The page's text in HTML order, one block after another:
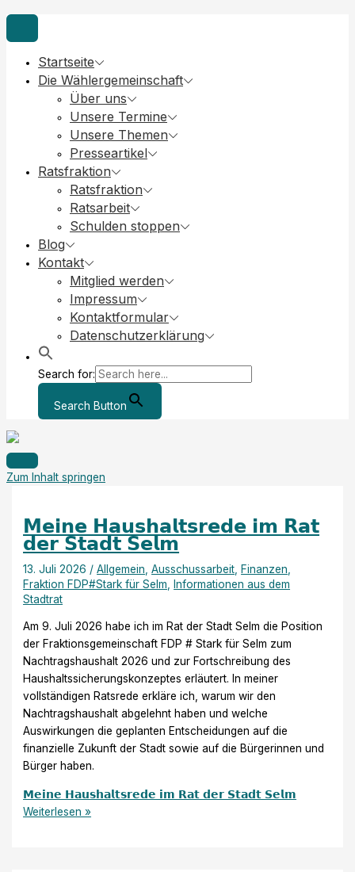
Startseite
Die Wählergemeinschaft
Über uns
Unsere Termine
Unsere Themen
Presseartikel
Ratsfraktion
Ratsfraktion
Ratsarbeit
Schulden stoppen
Blog
Kontakt
Mitglied werden
Impressum
Kontaktformular
Datenschutzerklärung
Search for:
Search Button
Zum Inhalt springen
𝗠𝗲𝗶𝗻𝗲 𝗛𝗮𝘂𝘀𝗵𝗮𝗹𝘁𝘀𝗿𝗲𝗱𝗲 𝗶𝗺 𝗥𝗮𝘁
𝗱𝗲𝗿 𝗦𝘁𝗮𝗱𝘁 𝗦𝗲𝗹𝗺
13. Juli 2026 /Allgemein ,Ausschussarbeit Finanzen
Fraktion FDP#Stark für Selm
Informationen aus dem
Stadtrat
Am 9. Juli 2026 habe ich im Rat der Stadt Selm die Position
der Fraktionsgemeinschaft FDP # Stark für Selm zum
Nachtragshaushalt 2026 und zur Fortschreibung des
Haushaltssicherungskonzeptes erläutert. In meiner
vollständigen Ratsrede erkläre ich, warum wir den
Nachtragshaushalt abgelehnt haben und welche
Auswirkungen die geplanten Entscheidungen auf die
finanzielle Zukunft der Stadt sowie auf die Bürgerinnen und
Bürger haben.
𝗠𝗲𝗶𝗻𝗲 𝗛𝗮𝘂𝘀𝗵𝗮𝗹𝘁𝘀𝗿𝗲𝗱𝗲 𝗶𝗺 𝗥𝗮𝘁 𝗱𝗲𝗿 𝗦𝘁𝗮𝗱𝘁 𝗦𝗲𝗹𝗺
Weiterlesen »